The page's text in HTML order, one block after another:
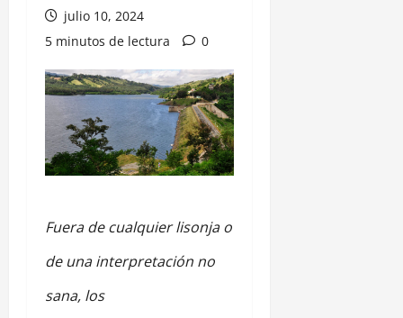
julio 10, 2024
5 minutos de lectura
0
Fuera de cualquier lisonja o
de una interpretación no
sana, los